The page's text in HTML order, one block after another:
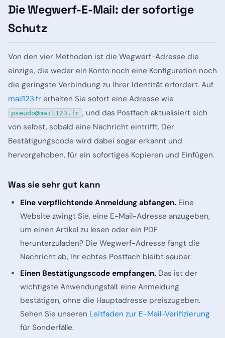
Die Wegwerf-E-Mail: der sofortige
Schutz
Von den vier Methoden ist die Wegwerf-Adresse die
einzige, die weder ein Konto noch eine Konfiguration noch
die geringste Verbindung zu Ihrer Identität erfordert. Auf
mail123.fr erhalten Sie sofort eine Adresse wie
pseudo@mail123.fr , und das Postfach aktualisiert sich
von selbst, sobald eine Nachricht eintrifft. Der
Bestätigungscode wird dabei sogar erkannt und
hervorgehoben, für ein sofortiges Kopieren und Einfügen.
Was sie sehr gut kann
Eine verpflichtende Anmeldung abfangen. Eine
Website zwingt Sie, eine E-Mail-Adresse anzugeben,
um einen Artikel zu lesen oder ein PDF
herunterzuladen? Die Wegwerf-Adresse fängt die
Nachricht ab, Ihr echtes Postfach bleibt sauber.
Einen Bestätigungscode empfangen. Das ist der
wichtigste Anwendungsfall: eine Anmeldung
bestätigen, ohne die Hauptadresse preiszugeben.
Sehen Sie unseren Leitfaden zur E-Mail-Verifizierung
für Sonderfälle.